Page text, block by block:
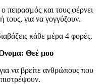
και τους φέρνει
τους, για να γογγύζουν.
κάθε μέρα 4 φορές.
Θεέ μου
να βρείτε ανθρώπους που